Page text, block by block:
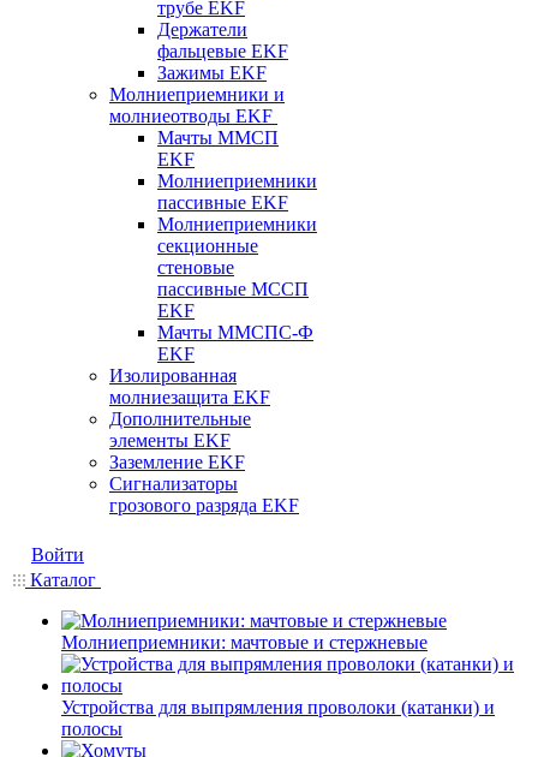
трубе EKF
Держатели
фальцевые EKF
Зажимы EKF
Молниеприемники и
молниеотводы EKF
Мачты ММСП
EKF
Молниеприемники
пассивные EKF
Молниеприемники
секционные
стеновые
пассивные МССП
EKF
Мачты ММСПС-Ф
EKF
Изолированная
молниезащита EKF
Дополнительные
элементы EKF
Заземление EKF
Сигнализаторы
грозового разряда EKF
Войти
Каталог
Молниеприемники: мачтовые и стержневые
Устройства для выпрямления проволоки (катанки) и
полосы